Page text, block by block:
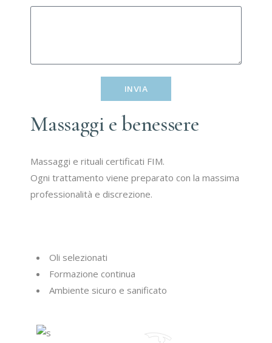
INVIA
Massaggi e benessere
Massaggi e rituali certificati FIM.
Ogni trattamento viene preparato con la massima
professionalità e discrezione.
Oli selezionati
Formazione continua
Ambiente sicuro e sanificato